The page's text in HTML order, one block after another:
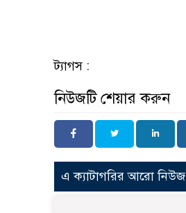
ট্যাগস :
নিউজটি শেয়ার করুন
এ ক্যাটাগরির আরো নিউজ